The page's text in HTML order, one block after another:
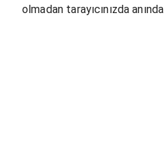
olmadan tarayıcınızda